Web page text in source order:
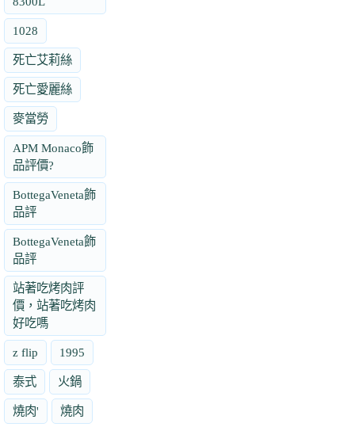
1028
死亡艾莉絲
死亡愛麗絲
麥當勞
APM Monaco飾
品評價?
BottegaVeneta飾
品評
BottegaVeneta飾
品評
站著吃烤肉評
價，站著吃烤肉
好吃嗎
z flip 1995
泰式 火鍋
燒肉' 燒肉